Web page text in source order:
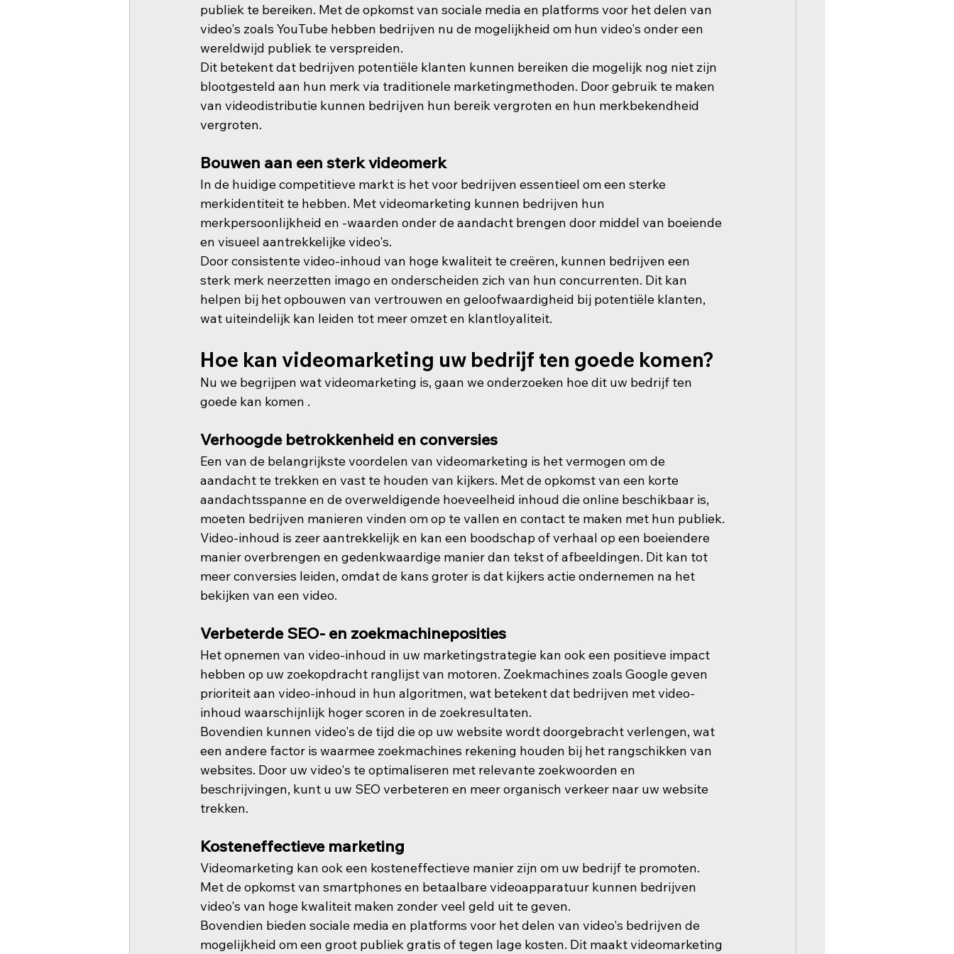
publiek te bereiken. Met de opkomst van sociale media en platforms voor het delen van
video's zoals YouTube hebben bedrijven nu de mogelijkheid om hun video's onder een
wereldwijd publiek te verspreiden.
Dit betekent dat bedrijven potentiële klanten kunnen bereiken die mogelijk nog niet zijn
blootgesteld aan hun merk via traditionele marketingmethoden. Door gebruik te maken
van videodistributie kunnen bedrijven hun bereik vergroten en hun merkbekendheid
vergroten.
Bouwen aan een sterk videomerk
In de huidige competitieve markt is het voor bedrijven essentieel om een sterke
merkidentiteit te hebben. Met videomarketing kunnen bedrijven hun
merkpersoonlijkheid en -waarden onder de aandacht brengen door middel van boeiende
en visueel aantrekkelijke video's.
Door consistente video-inhoud van hoge kwaliteit te creëren, kunnen bedrijven een
sterk merk neerzetten imago en onderscheiden zich van hun concurrenten. Dit kan
helpen bij het opbouwen van vertrouwen en geloofwaardigheid bij potentiële klanten,
wat uiteindelijk kan leiden tot meer omzet en klantloyaliteit.
Hoe kan videomarketing uw bedrijf ten goede komen?
Nu we begrijpen wat videomarketing is, gaan we onderzoeken hoe dit uw bedrijf ten
goede kan komen .
Verhoogde betrokkenheid en conversies
Een van de belangrijkste voordelen van videomarketing is het vermogen om de
aandacht te trekken en vast te houden van kijkers. Met de opkomst van een korte
aandachtsspanne en de overweldigende hoeveelheid inhoud die online beschikbaar is,
moeten bedrijven manieren vinden om op te vallen en contact te maken met hun publiek.
Video-inhoud is zeer aantrekkelijk en kan een boodschap of verhaal op een boeiendere
manier overbrengen en gedenkwaardige manier dan tekst of afbeeldingen. Dit kan tot
meer conversies leiden, omdat de kans groter is dat kijkers actie ondernemen na het
bekijken van een video.
Verbeterde SEO- en zoekmachineposities
Het opnemen van video-inhoud in uw marketingstrategie kan ook een positieve impact
hebben op uw zoekopdracht ranglijst van motoren. Zoekmachines zoals Google geven
prioriteit aan video-inhoud in hun algoritmen, wat betekent dat bedrijven met video-
inhoud waarschijnlijk hoger scoren in de zoekresultaten.
Bovendien kunnen video's de tijd die op uw website wordt doorgebracht verlengen, wat
een andere factor is waarmee zoekmachines rekening houden bij het rangschikken van
websites. Door uw video's te optimaliseren met relevante zoekwoorden en
beschrijvingen, kunt u uw SEO verbeteren en meer organisch verkeer naar uw website
trekken.
Kosteneffectieve marketing
Videomarketing kan ook een kosteneffectieve manier zijn om uw bedrijf te promoten.
Met de opkomst van smartphones en betaalbare videoapparatuur kunnen bedrijven
video's van hoge kwaliteit maken zonder veel geld uit te geven.
Bovendien bieden sociale media en platforms voor het delen van video's bedrijven de
mogelijkheid om een groot publiek gratis of tegen lage kosten. Dit maakt videomarketing